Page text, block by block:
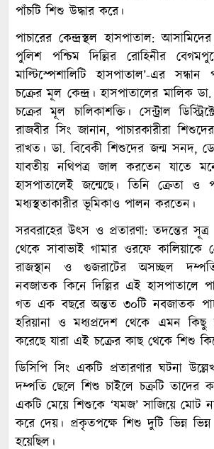
পাঁচটি শিশু উদ্ধার করে।
পাচারের কেন্দ্রস্থল হাসপাতাল:
পুলিশ পশ্চিম দিল্লির রোহিনীর
মাল্টিস্পেশালিটি হাসপাতাল’-এর
চক্রের মূল কেন্দ্র। হাসপাতালের মালিক
চক্রের মূল চালিকাশক্তি। সেন্ট্রাল
রাজবীর সিং জানান, পাচারকারীরা
রাখত। ডা. বিবেকী শিশুদের জন্ম সনদ,
যাবতীয় নথিপত্র জাল করতেন যাতে
হাসপাতালেই জন্মেছে। তিনি ক্রেতা ও
মধ্যস্থতাকারীর ভূমিকাও পালন করতেন।
সরবরাহের উৎস ও প্রতারণা: তদন্তের
থেকে সাবাভাই গামার ওরফে কালিয়াকে
রাজস্থান ও গুজরাটের অসচ্ছল
নবজাতক কিনে দিল্লির এই হাসপাতালে
গত এক বছরে অন্তত ৩০টি নবজাতক
হরিয়ানা ও মধ্যপ্রদেশ থেকে এমন কিছু
করেছে যারা এই চক্রের কাছ থেকে শিশু
ডিসিপি সিং একটি প্রতারণার ঘটনা
দম্পতি ছেলে শিশু চাইলে চক্রটি তাদের
একটি মেয়ে শিশুকে ‘যমজ’ সাজিয়ে মোট
করে দেয়। প্রকৃতপক্ষে শিশু দুটি ভিন্ন
হয়েছিল।